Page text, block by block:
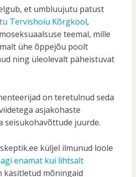
et umbluujutu patust
Tervishoiu Kõrgkool,
teemal, mille
ühe õppejõu poolt
ning üleolevalt päheistuvat
on teretulnud seda
asjakohaste
seisukohavõttude juurde.
küljel ilmunud loole
enamat kui lihtsalt
käsitletud mõningaid